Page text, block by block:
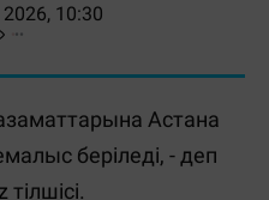
10:30
Астана
беріледі, - деп
тілшісі.